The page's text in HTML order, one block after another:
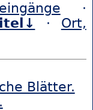
·
· Ort,
Blätter.